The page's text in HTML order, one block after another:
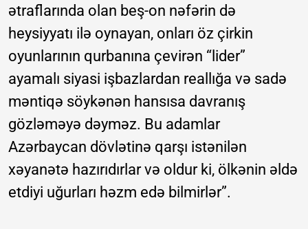
ətraflarında olan beş-on nəfərin də
heysiyyatı ilə oynayan, onları öz çirkin
oyunlarının qurbanına çevirən “lider”
ayamalı siyasi işbazlardan reallığa və sadə
məntiqə söykənən hansısa davranış
gözləməyə dəyməz. Bu adamlar
Azərbaycan dövlətinə qarşı istənilən
xəyanətə hazırıdırlar və oldur ki, ölkənin əldə
etdiyi uğurları həzm edə bilmirlər”.